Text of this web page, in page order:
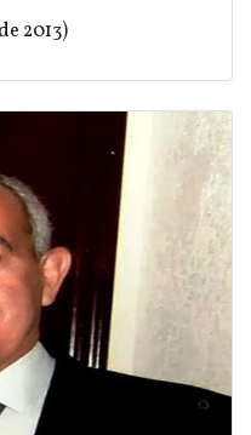
2013)